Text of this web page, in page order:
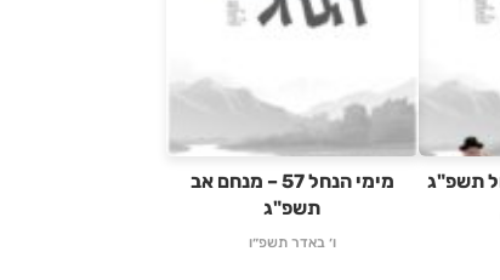
מימי הנחל 57 – מנחם אב
תשפ"ג
ו׳ באדר תשפ״ו